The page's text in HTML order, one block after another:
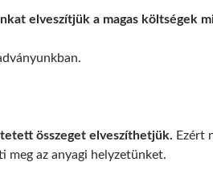
elveszítjük a magas költségek
összeget elveszíthetjük. Ezért
meg az anyagi helyzetünket.